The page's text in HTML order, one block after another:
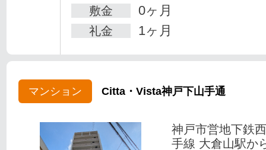
敷金 0ヶ月
礼金 1ヶ月
マンション Citta・Vista神戸下山手通
神戸市営地下鉄
手線 大倉山駅か